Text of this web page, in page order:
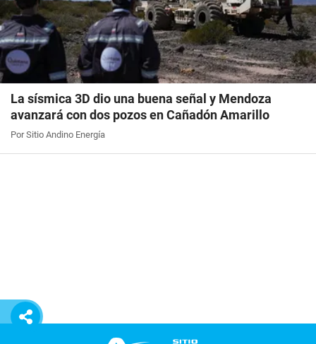
La sísmica 3D dio una buena señal y Mendoza
avanzará con dos pozos en Cañadón Amarillo
Por Sitio Andino Energía